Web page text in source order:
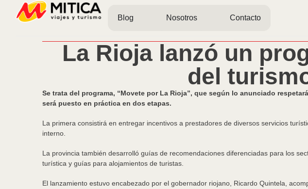
Blog Nosotros Contacto
La Rioja lanzó un
del
Se trata del programa, “Movete por La Rioja”, que según lo anunciado
será puesto en práctica en dos etapas.
La primera consistirá en entregar incentivos a prestadores de diversos servicios
interno.
La provincia también desarrolló guías de recomendaciones diferenciadas para los
turística y guías para alojamientos de turistas.
El lanzamiento estuvo encabezado por el gobernador riojano, Ricardo Quintela,